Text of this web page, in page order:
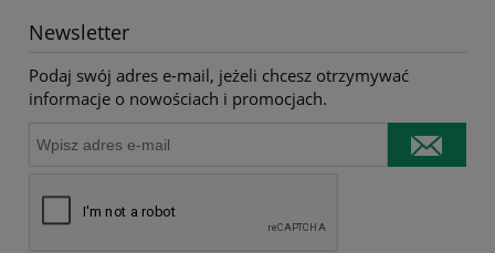
Newsletter
Podaj swój adres e-mail, jeżeli chcesz otrzymywać
informacje o nowościach i promocjach.